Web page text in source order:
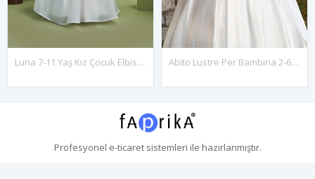
Abito Lustre Per Bambina 2-6 Anni 20085 Bianco Sporco Vestito Cairo Bambina 7-11 Anni 30110 Bianco Sporco
Profesyonel e-ticaretsistemleri ile hazırlanmıştır.